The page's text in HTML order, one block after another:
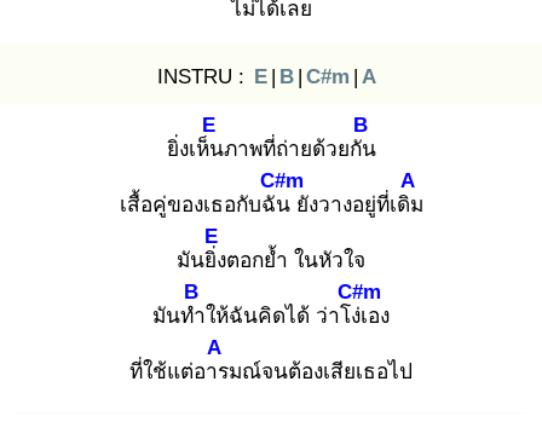
ไม่ได้เลย
INSTRU : E | B | C#m | A
​ยิ่งเห็น
E
ภาพที่ถ่ายด้วยกัน
B
เสื้อคู่ของเธอกับฉัน
C#m
ยังวางอยู่ที่เดิม
A
มันยิ่ง
E
ตอกย้ำ ในหัวใจ
มันทำ
B
ให้ฉันคิดได้ ว่าโง่เ
C#m
อง
ที่ใช้แต่อาร
A
มณ์จนต้องเสียเธอไป